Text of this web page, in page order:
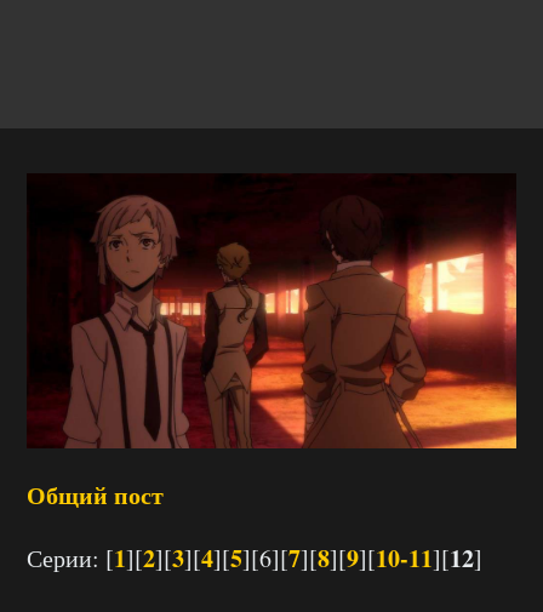
Общий пост
Серии: [1][2][3][4][5][6][7][8][9][10-11][12]